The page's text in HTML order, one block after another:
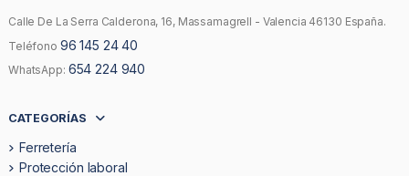
Calle De La Serra Calderona, 16, Massamagrell - Valencia 46130 España.
Teléfono 96 145 24 40
WhatsApp: 654 224 940
CATEGORÍAS
Ferretería
Protección laboral